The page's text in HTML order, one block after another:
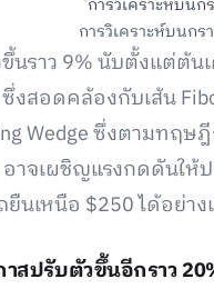
การวิเคราะห์บนกร
นราว 9% นับตั้งแต่ต้
สอดคล้องกับเส้น
Wedge ซึ่งตามทฤ
อาจเผชิญแรงกดดันให้
นเหนือ $250 ได้อย่า
าสปรับตัวขึ้นอีกราว